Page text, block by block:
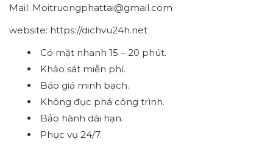
Mail: Moitruongphattai@gmail.com
website: https://dichvu24h.net
Có mặt nhanh 15 – 20 phút.
Khảo sát miễn phí.
Báo giá minh bạch.
Không đục phá công trình.
Bảo hành dài hạn.
Phục vụ 24/7.